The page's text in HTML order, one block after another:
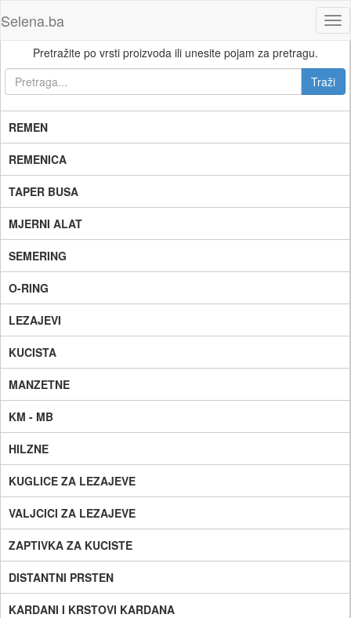
Selena.ba
Pretražite po vrsti proizvoda ili unesite pojam za pretragu.
REMEN
REMENICA
TAPER BUSA
MJERNI ALAT
SEMERING
O-RING
LEZAJEVI
KUCISTA
MANZETNE
KM - MB
HILZNE
KUGLICE ZA LEZAJEVE
VALJCICI ZA LEZAJEVE
ZAPTIVKA ZA KUCISTE
DISTANTNI PRSTEN
KARDANI I KRSTOVI KARDANA